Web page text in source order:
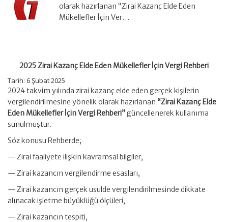
olarak hazırlanan “Zirai Kazanç Elde Eden
Mükellefler İçin Ver…
2025 Zirai Kazanç Elde Eden Mükellefler İçin Vergi Rehberi
Tarih: 6 Şubat 2025
2024 takvim yılında zirai kazanç elde eden gerçek kişilerin
vergilendirilmesine yönelik olarak hazırlanan “Zirai Kazanç Elde
Eden Mükellefler İçin Vergi Rehberi”güncellenerek kullanıma
sunulmuştur.
Söz konusu Rehberde;
— Zirai faaliyete ilişkin kavramsal bilgiler,
— Zirai kazancın vergilendirme esasları,
— Zirai kazancın gerçek usulde vergilendirilmesinde dikkate
alınacak işletme büyüklüğü ölçüleri,
— Zirai kazancın tespiti,